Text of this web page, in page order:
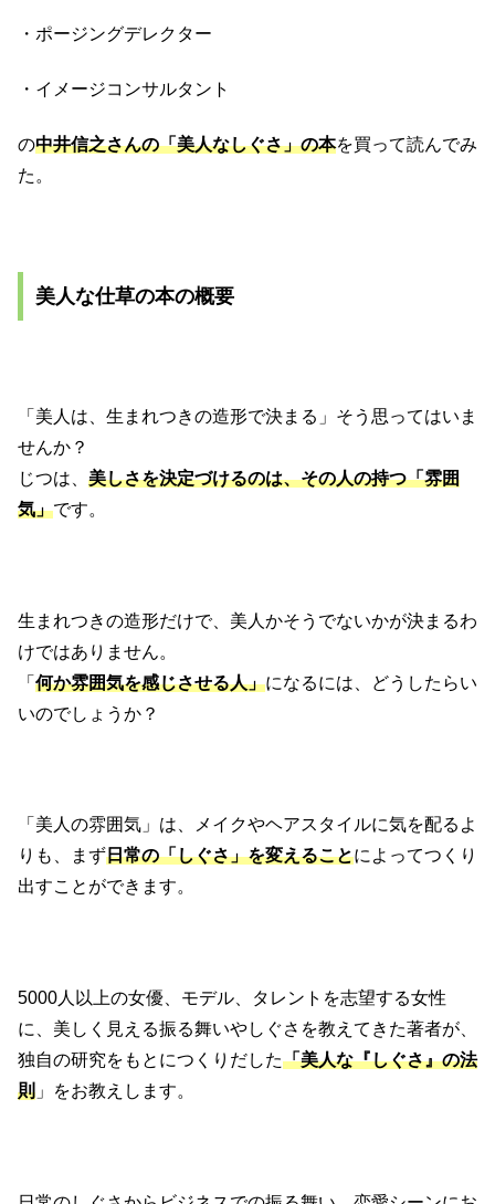
・ポージングデレクター
・イメージコンサルタント
の中井信之さんの「美人なしぐさ」の本を買って読んでみ
た。
美人な仕草の本の概要
「美人は、生まれつきの造形で決まる」そう思ってはいま
せんか？
じつは、 美しさを決定づけるのは、その人の持つ「雰囲
気」です。
生まれつきの造形だけで、美人かそうでないかが決まるわ
けではありません。
「 何か雰囲気を感じさせる人」になるには、どうしたらい
いのでしょうか？
「美人の雰囲気」は、メイクやヘアスタイルに気を配るよ
りも、まず日常の「しぐさ」を変えることによってつくり
出すことができます。
5000人以上の女優、モデル、タレントを志望する女性
に、美しく見える振る舞いやしぐさを教えてきた著者が、
独自の研究をもとにつくりだした「美人な『しぐさ』の法
則 」をお教えします。